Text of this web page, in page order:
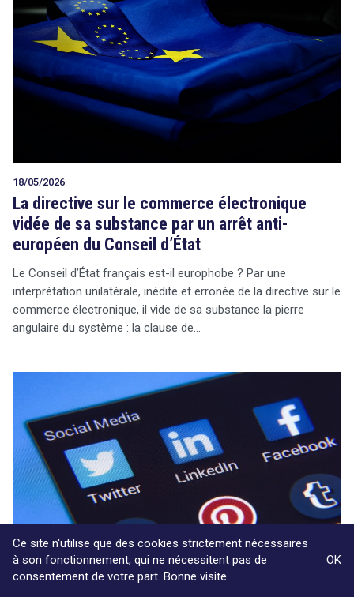
18/05/2026
La directive sur le commerce électronique
vidée de sa substance par un arrêt anti-
européen du Conseil d’État
Le Conseil d’État français est-il europhobe ? Par une
interprétation unilatérale, inédite et erronée de la directive sur le
commerce électronique, il vide de sa substance la pierre
angulaire du système : la clause de…
Ce site n'utilise que des cookies strictement nécessaires
à son fonctionnement, qui ne nécessitent pas de
consentement de votre part. Bonne visite.
OK